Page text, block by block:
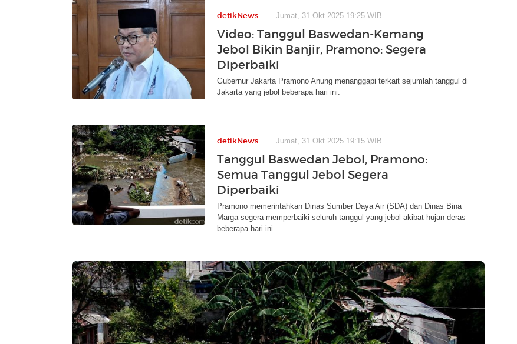
detikNews Jumat, 31 Okt 2025 19:25 WIB
Video: Tanggul Baswedan-Kemang
Jebol Bikin Banjir, Pramono: Segera
Diperbaiki
Gubernur Jakarta Pramono Anung menanggapi terkait sejumlah tanggul di
Jakarta yang jebol beberapa hari ini.
detikNews Jumat, 31 Okt 2025 19:15 WIB
Tanggul Baswedan Jebol, Pramono:
Semua Tanggul Jebol Segera
Diperbaiki
Pramono memerintahkan Dinas Sumber Daya Air (SDA) dan Dinas Bina
Marga segera memperbaiki seluruh tanggul yang jebol akibat hujan deras
beberapa hari ini.